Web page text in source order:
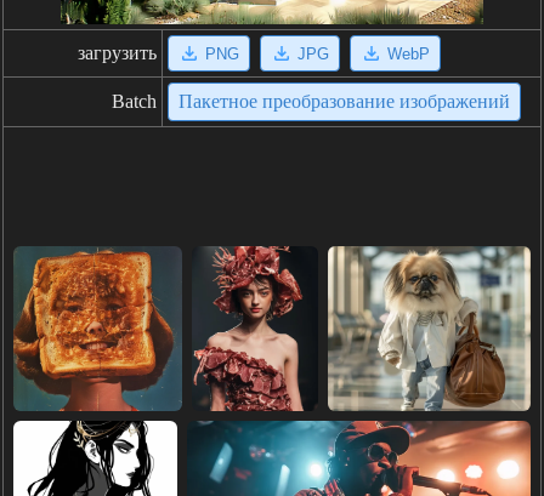
загрузить PNG JPG WebP
Batch Пакетное преобразование изображений